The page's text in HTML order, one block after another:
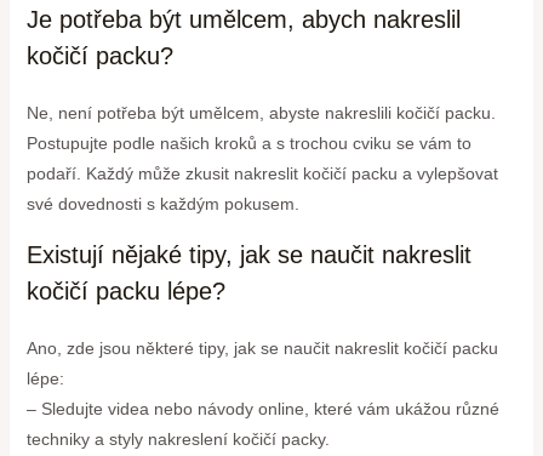
Je potřeba být umělcem, abych nakreslil
kočičí packu?
Ne, není potřeba být umělcem, abyste nakreslili kočičí packu.
Postupujte podle našich kroků a s trochou cviku se vám to
podaří. Každý může zkusit nakreslit kočičí packu a vylepšovat
své dovednosti s každým pokusem.
Existují nějaké tipy, jak se naučit nakreslit
kočičí packu lépe?
Ano, zde jsou některé tipy, jak se naučit nakreslit kočičí packu
lépe:
– Sledujte videa nebo návody online, které vám ukážou různé
techniky a styly nakreslení kočičí packy.